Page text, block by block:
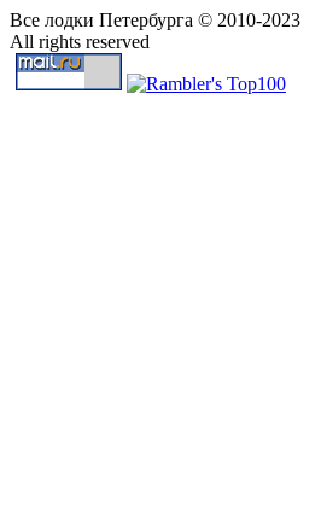
Все лодки Петербурга © 2010-2023
All rights reserved